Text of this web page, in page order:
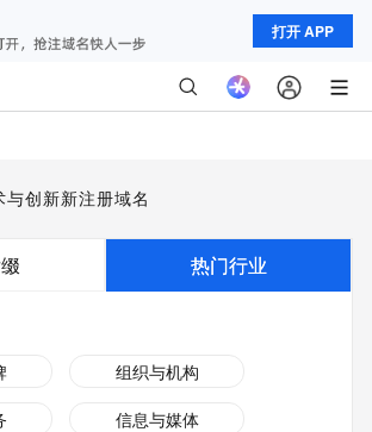
打开 APP
与创新新注册域名
热门行业
组织与机构
信息与媒体